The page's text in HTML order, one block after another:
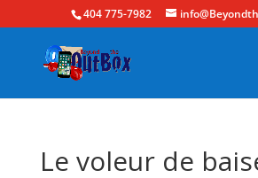
404 775-7982
Le voleur de